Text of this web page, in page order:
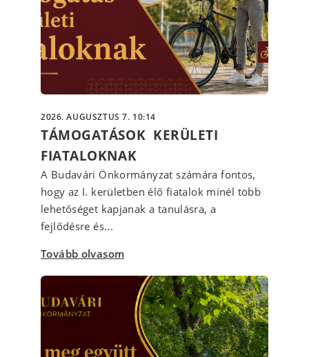
2026. AUGUSZTUS 7. 10:14
TÁMOGATÁSOK KERÜLETI
FIATALOKNAK
A Budavári Önkormányzat számára fontos,
hogy az I. kerületben élő fiatalok minél több
lehetőséget kapjanak a tanulásra, a
fejlődésre és...
Tovább olvasom